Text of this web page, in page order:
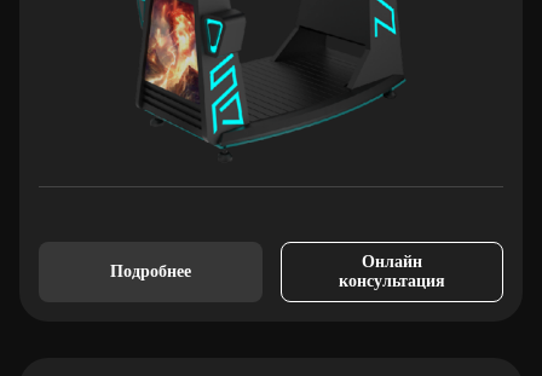
Подробнее
Онлайн
консультация